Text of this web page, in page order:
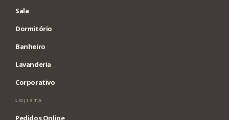
Sala
Dormitório
Banheiro
Lavanderia
Corporativo
LOJISTA
Pedidos Online